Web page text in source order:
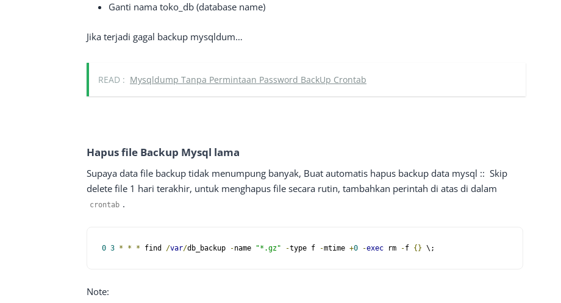
Ganti nama toko_db (database name)
Jika terjadi gagal backup mysqldum…
READ : Mysqldump Tanpa Permintaan Password BackUp Crontab
Hapus file Backup Mysql lama
Supaya data file backup tidak menumpung banyak, Buat automatis hapus backup data mysql :: Skip
delete file 1 hari terakhir, untuk menghapus file secara rutin, tambahkan perintah di atas di dalam
crontab .
0 3 * * * find /var/db_backup -name "*.gz" -type f -mtime +0 -exec rm -f {} \;
Note: